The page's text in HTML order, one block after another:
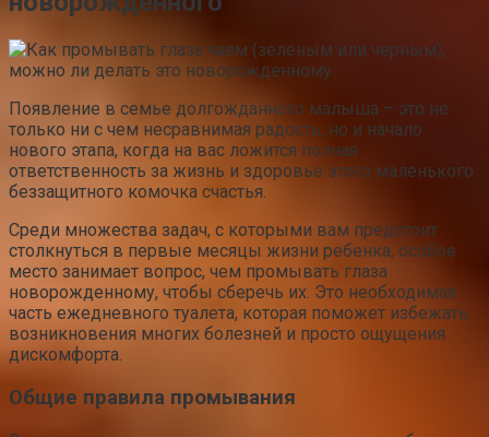
Появление в семье долгожданного малыша – это не
только ни с чем несравнимая радость, но и начало
нового этапа, когда на вас ложится полная
ответственность за жизнь и здоровье этого маленького
беззащитного комочка счастья.
Среди множества задач, с которыми вам предстоит
столкнуться в первые месяцы жизни ребенка, особое
место занимает вопрос, чем промывать глаза
новорожденному, чтобы сберечь их. Это необходимая
часть ежедневного туалета, которая поможет избежать
возникновения многих болезней и просто ощущения
дискомфорта.
Общие правила промывания